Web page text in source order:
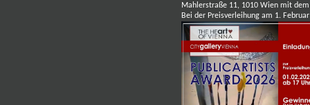
Mahlerstraße 11, 1010 Wien mit
Bei der Preisverleihung am 1.